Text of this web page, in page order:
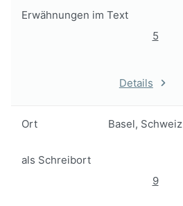
Erwähnungen im Text
5
Details
Ort Basel, Schweiz
als Schreibort
9